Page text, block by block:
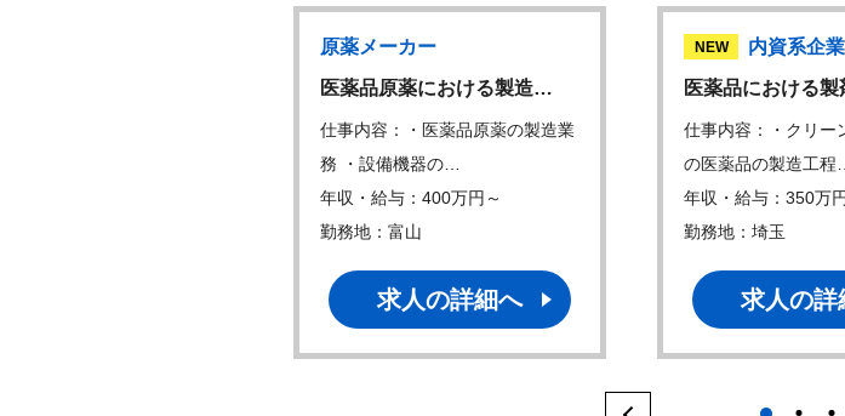
原薬メーカー
医薬品原薬における製造…
仕事内容：・医薬品原薬の製造業
務 ・設備機器の…
年収・給与：400万円～
勤務地：富山
求人の詳細へ
NEW
内資系企業
医薬品における
仕事内容：・クリー
の医薬品の製造工程…
年収・給与：350万
勤務地：埼玉
求人の詳
1